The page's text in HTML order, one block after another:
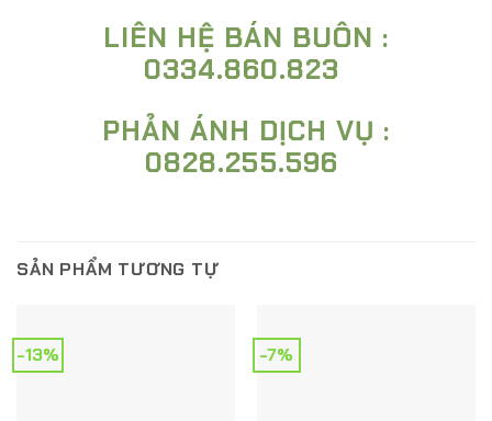
LIÊN HỆ BÁN BUÔN :
0334.860.823
PHẢN ÁNH DỊCH VỤ :
0828.255.596
SẢN PHẨM TƯƠNG TỰ
-13% -7%